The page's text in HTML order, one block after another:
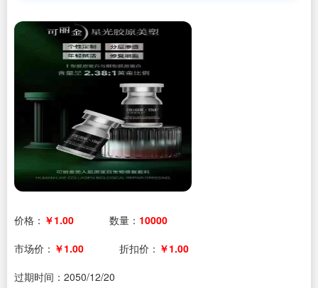
价格： ￥1.00 数量： 10000
市场价： ￥1.00 折扣价： ￥1.00
过期时间： 2050/12/20